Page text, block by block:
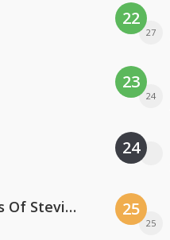
PAWSA & The Adventures Of Stevie V
22
27
23
24
24
25
25